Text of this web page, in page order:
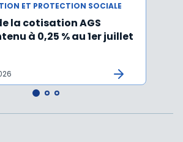
ET PROTECTION SOCIALE
la cotisation AGS
à 0,25 % au 1er juillet